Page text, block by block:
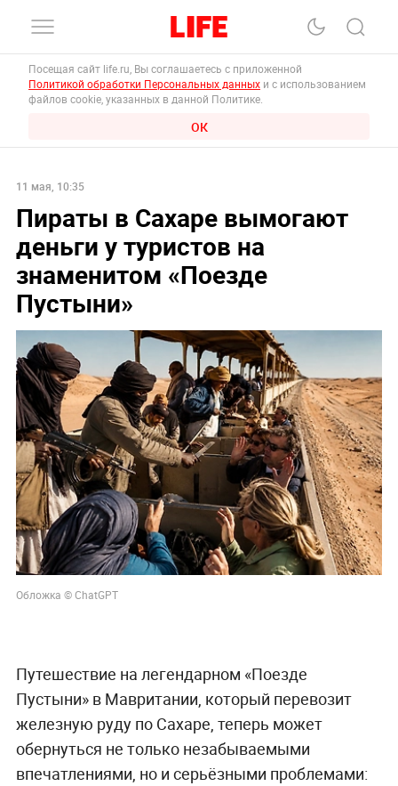
Посещая сайт life.ru, Вы соглашаетесь с приложенной
Политикой обработки Персональных данных и с использованием
файлов cookie, указанных в данной Политике.
ОК
11 мая, 10:35
Пираты в Сахаре вымогают
деньги у туристов на
знаменитом «Поезде
Пустыни»
Обложка © ChatGPT
Путешествие на легендарном «Поезде
Пустыни» в Мавритании, который перевозит
железную руду по Сахаре, теперь может
обернуться не только незабываемыми
впечатлениями, но и серьёзными проблемами: